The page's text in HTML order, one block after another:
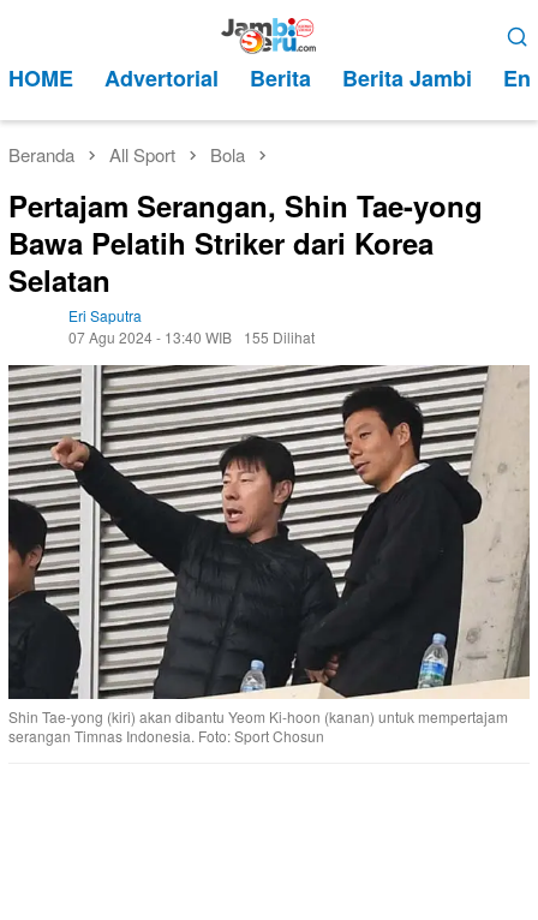
kontenMobile
HOME Advertorial Berita Berita Jambi
Beranda All Sport Bola
Pertajam Serangan, Shin Tae-yong
Bawa Pelatih Striker dari Korea
Selatan
Eri Saputra
07 Agu 2024 - 13:40 WIB
155 Dilihat
Shin Tae-yong (kiri) akan dibantu Yeom Ki-hoon (kanan) untuk mempertajam
serangan Timnas Indonesia. Foto: Sport Chosun